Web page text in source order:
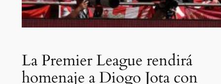
La Premier League rendirá
homenaje a Diogo Jota con